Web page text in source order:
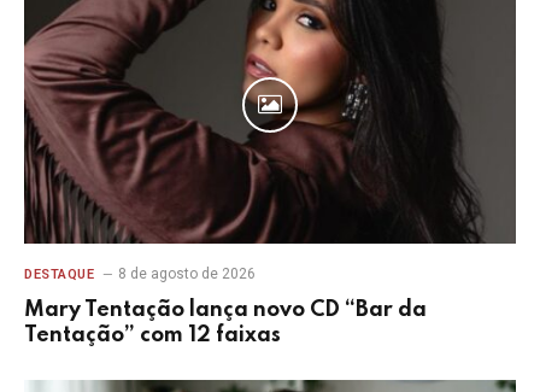
DESTAQUE 8 de agosto de 2026
Mary Tentação lança novo CD “Bar da
Tentação” com 12 faixas